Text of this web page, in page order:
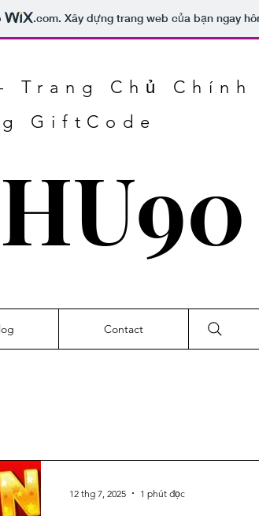
.com. Xây dựng trang web của bạn ngay
Trang Chủ Chính
GiftCode
Contact
12 thg 7, 2025 1 phút đọc